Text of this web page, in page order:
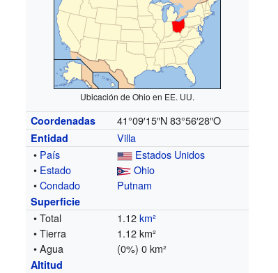
Ubicación de Ohio en EE. UU.
Coordenadas 41°09′15″N 83°56′28″O
Entidad
Villa
• País
Estados Unidos
• Estado
Ohio
•Condado Putnam
Superficie
• Total 1.12km²
• Tierra
1.12 km²
• Agua
(0%) 0 km²
Altitud